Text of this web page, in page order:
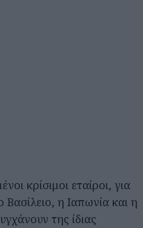
κρίσιμοι εταίροι, για
η Ιαπωνία και η
της ίδιας